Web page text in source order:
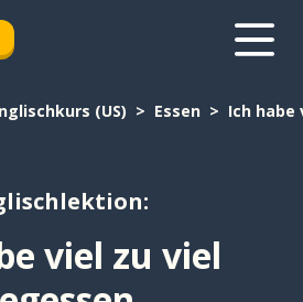
(US) Essen Ich habe
viel zu viel